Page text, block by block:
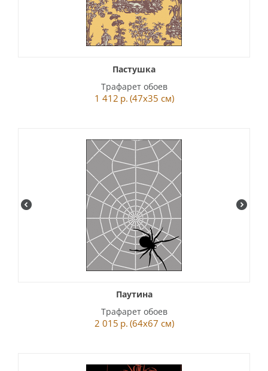
Пастушка
Трафарет обоев
1 412 р. (47x35 см)
Паутина
Трафарет обоев
2 015 р. (64x67 см)